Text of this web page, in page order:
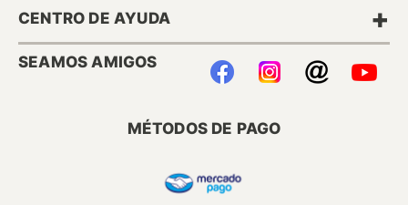
CENTRO DE AYUDA +
SEAMOS AMIGOS
MÉTODOS DE PAGO